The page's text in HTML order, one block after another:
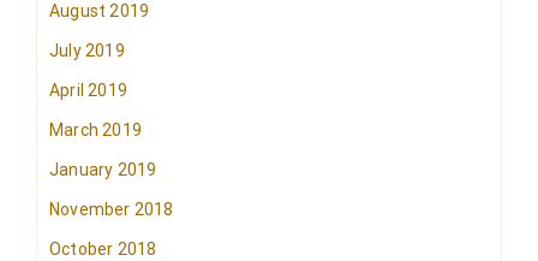
August 2019
July 2019
April 2019
March 2019
January 2019
November 2018
October 2018